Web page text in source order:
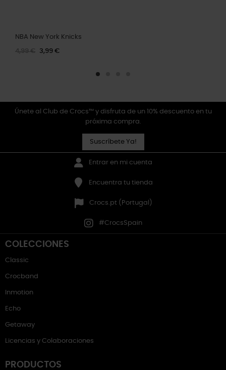
NBA New York Knicks
4,99 € 3,99 €
Únete al Club de Crocs™ y disfruta de un 10% descuento en tu
próxima compra.
Suscríbete Ya!
Entrar en mi cuenta
Encuentra tu tienda
Crocs.pt (Portugal)
#CrocsSpain
COLECCIONES
Classic
Crocband
Inmotion
Echo
Getaway
Licencias y Colaboraciones
PRODUCTOS